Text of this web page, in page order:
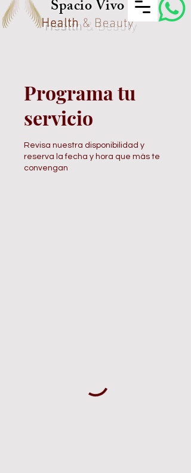
Spacio Vivo
Health& Beauty
Programa tu
servicio
Revisa nuestra disponibilidad y
reserva la fecha y hora que más te
convengan